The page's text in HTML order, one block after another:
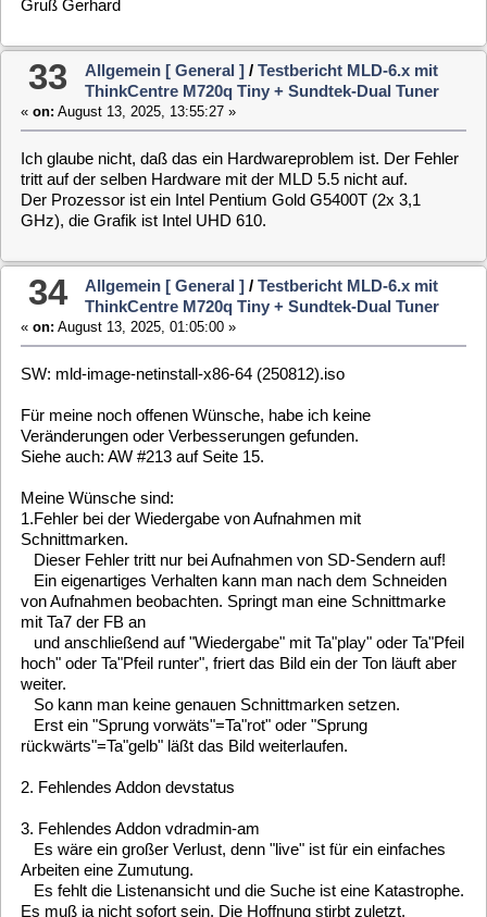
GHz), die Grafik ist Intel UHD 610.
34 Allgemein [ General ]/Testbericht MLD-6.x mit
ThinkCentre M720q Tiny + Sundtek-Dual Tuner
August 13, 2025, 01:05:00 »
Für meine noch offenen Wünsche, habe ich keine
Veränderungen oder Verbesserungen gefunden.
Siehe auch: AW #213 auf Seite 15.
1.Fehler bei der Wiedergabe von Aufnahmen mit
Schnittmarken.
Dieser Fehler tritt nur bei Aufnahmen von SD-Sendern auf!
Ein eigenartiges Verhalten kann man nach dem Schneiden
von Aufnahmen beobachten. Springt man eine Schnittmarke
mit Ta7 der FB an
hoch" oder Ta"Pfeil runter", friert das Bild ein der Ton läuft aber
So kann man keine genauen Schnittmarken setzen.
Erst ein "Sprung vorwäts"=Ta"rot" oder "Sprung
rückwärts"=Ta"gelb" läßt das Bild weiterlaufen.
3. Fehlendes Addon vdradmin-am
Es wäre ein großer Verlust, denn "live" ist für ein einfaches
Arbeiten eine Zumutung.
Es fehlt die Listenansicht und die Suche ist eine Katastrophe.
Es muß ja nicht sofort sein. Die Hoffnung stirbt zuletzt.
35 Allgemein [ General ]/Testbericht MLD-6.x mit
ThinkCentre M720q Tiny + Sundtek-Dual Tuner
on:July 24, 2025, 18:03:06 »
Ich habe in der '/etc/settings.json' per "sed"-Befehl den Intel-
Treiber eingestellt. Es funktioniert!
ThinkCentre M720q Tiny + Sundtek-Dual Tuner
«on: July 24, 2025, 00:44:04 »
Danke Roland.
Habe es gefunden. Mal sehen ob ich den Eintrag per Script
automatisieren kann.